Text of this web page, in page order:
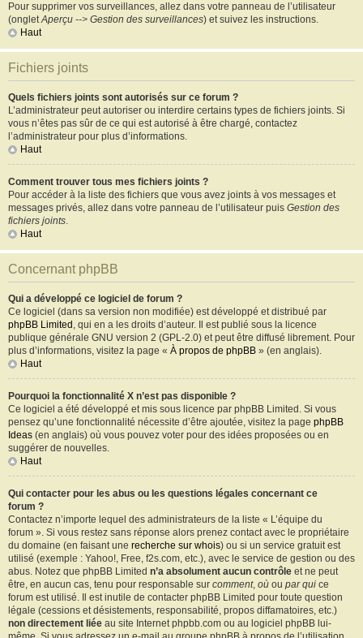
Pour supprimer vos surveillances, allez dans votre panneau de l’utilisateur
(ongletAperçu --> Gestion des surveillances) et suivez les instructions.
Haut
Fichiers joints
Quels fichiers joints sont autorisés sur ce forum ?
L’administrateur peut autoriser ou interdire certains types de fichiers joints. Si
vous n’êtes pas sûr de ce qui est autorisé à être chargé, contactez
l’administrateur pour plus d’informations.
Haut
Comment trouver tous mes fichiers joints ?
Pour accéder à la liste des fichiers que vous avez joints à vos messages et
messages privés, allez dans votre panneau de l’utilisateur puis Gestion des
fichiers joints.
Haut
Concernant phpBB
Qui a développé ce logiciel de forum ?
Ce logiciel (dans sa version non modifiée) est développé et distribué par
phpBB Limited , qui en a les droits d’auteur. Il est publié sous la licence
publique générale GNU version 2 (GPL-2.0) et peut être diffusé librement. Pour
plus d’informations, visitez la page « À propos de phpBB » (en anglais).
Haut
Pourquoi la fonctionnalité X n’est pas disponible ?
Ce logiciel a été développé et mis sous licence par phpBB Limited. Si vous
pensez qu’une fonctionnalité nécessite d’être ajoutée, visitez la page phpBB
Ideas (en anglais) où vous pouvez voter pour des idées proposées ou en
suggérer de nouvelles.
Haut
Qui contacter pour les abus ou les questions légales concernant ce
forum ?
Contactez n’importe lequel des administrateurs de la liste « L’équipe du
forum ». Si vous restez sans réponse alors prenez contact avec le propriétaire
du domaine (en faisant une recherche sur whois) ou si un service gratuit est
utilisé (exemple : Yahoo!, Free, f2s.com, etc.), avec le service de gestion ou des
abus. Notez que phpBB Limited n’a absolument aucun contrôle et ne peut
être, en aucun cas, tenu pour responsable sur comment, où ou par qui ce
forum est utilisé. Il est inutile de contacter phpBB Limited pour toute question
légale (cessions et désistements, responsabilité, propos diffamatoires, etc.)
non directement liée au site Internet phpbb.com ou au logiciel phpBB lui-